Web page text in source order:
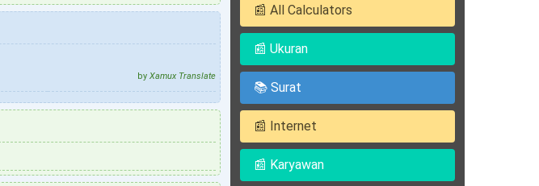
by Xamux Translate
📰 All Calculators
📰 Ukuran
📚 Surat
📰 Internet
📰 Karyawan